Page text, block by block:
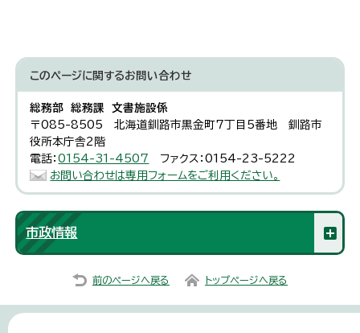
このページに関するお問い合わせ
総務部 総務課 文書施設係
〒085-8505 北海道釧路市黒金町7丁目5番地 釧路市
役所本庁舎2階
電話：0154-31-4507
ファクス：0154-23-5222
お問い合わせは専用フォームをご利用ください。
市政情報
前のページへ戻る トップページへ戻る